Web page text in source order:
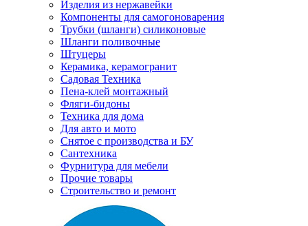
Изделия из нержавейки
Компоненты для самогоноварения
Трубки (шланги) силиконовые
Шланги поливочные
Штуцеры
Керамика, керамогранит
Садовая Техника
Пена-клей монтажный
Фляги-бидоны
Техника для дома
Для авто и мото
Снятое с производства и БУ
Сантехника
Фурнитура для мебели
Прочие товары
Строительство и ремонт